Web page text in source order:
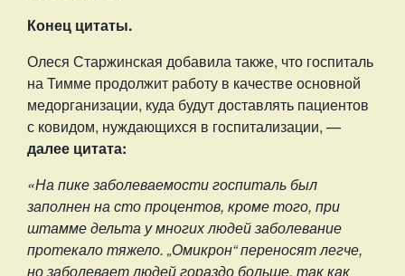
Конец цитаты.
Олеся Старжинская добавила также, что госпиталь
на Тимме продолжит работу в качестве основной
медорганизации, куда будут доставлять пациентов
с ковидом, нуждающихся в госпитализации, —
далее цитата:
«На пике заболеваемости госпиталь был
заполнен на сто процентов, кроме того, при
штамме дельта у многих людей заболевание
протекало тяжело. „Омикрон“ переносят легче,
но заболевает людей гораздо больше, так как